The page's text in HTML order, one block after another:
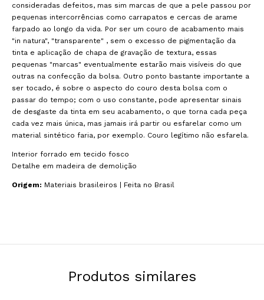
consideradas defeitos, mas sim marcas de que a pele passou por
pequenas intercorrências como carrapatos e cercas de arame
farpado ao longo da vida. Por ser um couro de acabamento mais
"in natura", "transparente" , sem o excesso de pigmentação da
tinta e aplicação de chapa de gravação de textura, essas
pequenas "marcas" eventualmente estarão mais visíveis do que
outras na confecção da bolsa. Outro ponto bastante importante a
ser tocado, é sobre o aspecto do couro desta bolsa com o
passar do tempo; com o uso constante, pode apresentar sinais
de desgaste da tinta em seu acabamento, o que torna cada peça
cada vez mais única, mas jamais irá partir ou esfarelar como um
material sintético faria, por exemplo. Couro legítimo não esfarela.
Interior forrado em tecido fosco
Detalhe em madeira de demolição
Origem: Materiais brasileiros | Feita no Brasil
Produtos similares